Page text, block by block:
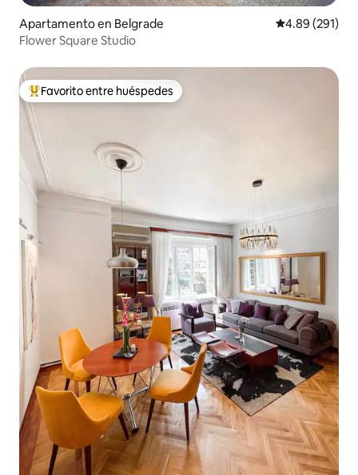
Apartamento en Belgrade Calificación
4.89 (291)
Flower Square Studio
Favorito entre huéspedes preferido
Favorito entre huéspedes